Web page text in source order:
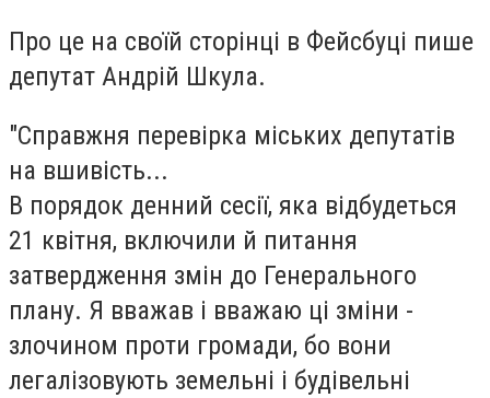
Про це на своїй сторінці в Фейсбуці пише
депутат Андрій Шкула.
"Справжня перевірка міських депутатів
на вшивість...
В порядок денний сесії, яка відбудеться
21 квітня, включили й питання
затвердження змін до Генерального
плану. Я вважав і вважаю ці зміни -
злочином проти громади, бо вони
легалізовують земельні і будівельні